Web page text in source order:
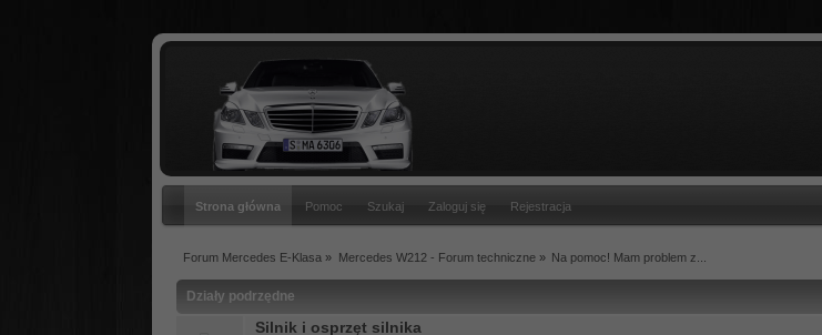
Strona główna Pomoc Szukaj Zaloguj się Rejestracja
Forum Mercedes E-Klasa » Mercedes W212 - Forum techniczne» Na pomoc! Mam problem z...
Działy podrzędne
Silnik i osprzęt silnika